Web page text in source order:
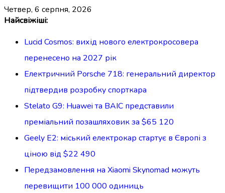
Перейти
вмісту
четвер, 6 серпня, 2026
Найсвіжіші:
Lucid Cosmos: вихід нового електрокросовера
перенесено на 2027 рік
Електричний Porsche 718: генеральний директор
підтвердив розробку спорткара
Stelato G9: Huawei та BAIC представили
преміальний позашляховик за $65 120
Geely E2: міський електрокар стартує в Європі з
ціною від $22 490
Передзамовлення на Xiaomi Skynomad можуть
перевищити 100 000 одиниць